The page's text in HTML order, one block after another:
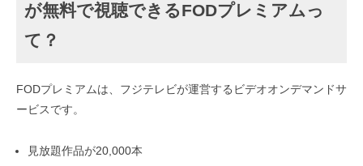
が無料で視聴できるFODプレミアムっ
て？
FODプレミアムは、フジテレビが運営するビデオオンデマンドサ
ービスです。
見放題作品が20,000本